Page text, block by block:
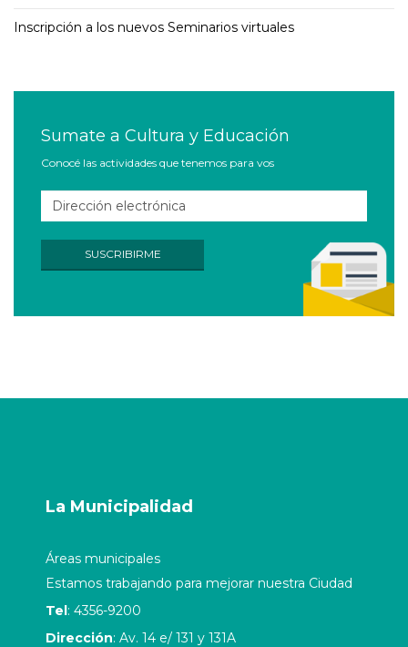
Inscripción a los nuevos Seminarios virtuales
Sumate a Cultura y Educación
Conocé las actividades que tenemos para vos
La Municipalidad
Áreas municipales
Estamos trabajando para mejorar nuestra Ciudad
Tel: 4356-9200
Dirección: Av. 14 e/ 131 y 131A